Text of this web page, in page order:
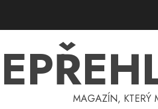
MAGAZÍN, KTERÝ